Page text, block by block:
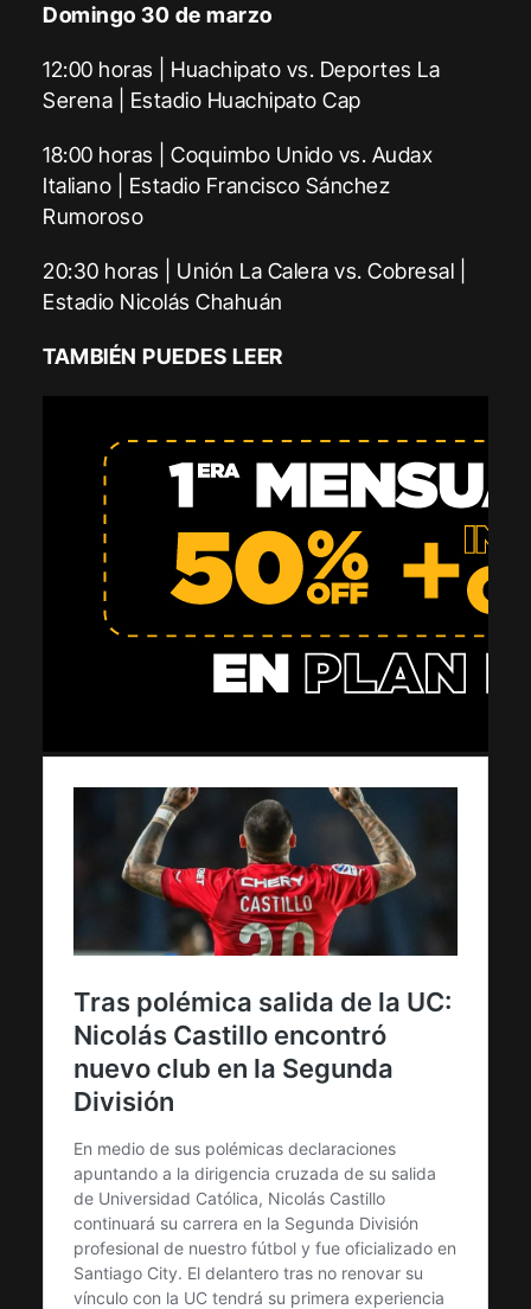
Domingo 30 de marzo
12:00 horas | Huachipato vs. Deportes La
Serena | Estadio Huachipato Cap
18:00 horas | Coquimbo Unido vs. Audax
Italiano | Estadio Francisco Sánchez
Rumoroso
20:30 horas | Unión La Calera vs. Cobresal |
Estadio Nicolás Chahuán
TAMBIÉN PUEDES LEER